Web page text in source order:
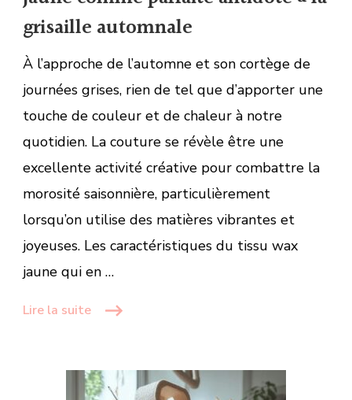
grisaille automnale
À l’approche de l’automne et son cortège de
journées grises, rien de tel que d’apporter une
touche de couleur et de chaleur à notre
quotidien. La couture se révèle être une
excellente activité créative pour combattre la
morosité saisonnière, particulièrement
lorsqu’on utilise des matières vibrantes et
joyeuses. Les caractéristiques du tissu wax
jaune qui en …
Lire la suite